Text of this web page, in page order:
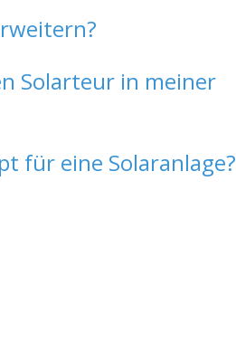
Solarteur in meiner
für eine Solaranlage?